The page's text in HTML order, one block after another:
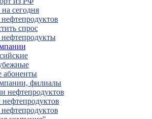
сегодня
спрос
абоненты
филиалы
нефтепродуктов